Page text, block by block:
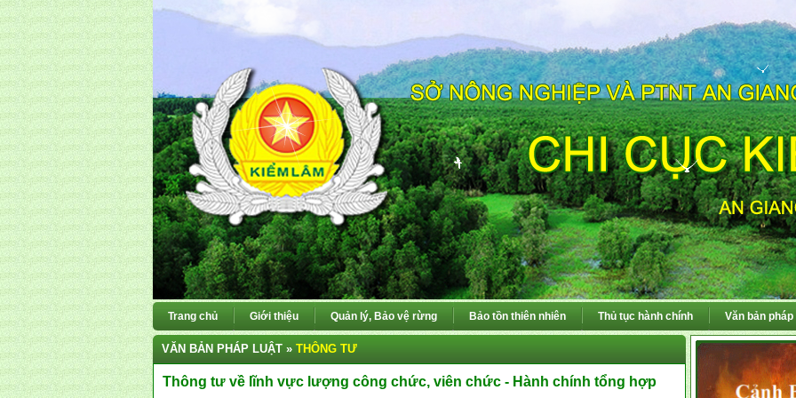
Trang chủ Giới thiệu Quản lý, Bảo vệ rừng Bảo tồn thiên nhiên Thủ tục hành chính Văn bản pháp
VĂN BẢN PHÁP LUẬT » THÔNG TƯ
Thông tư về lĩnh vực lượng công chức, viên chức - Hành chính tổng hợp